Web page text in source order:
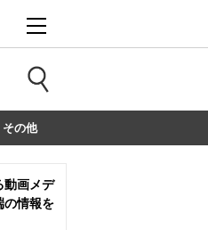
その他
動画メデ
の情報を